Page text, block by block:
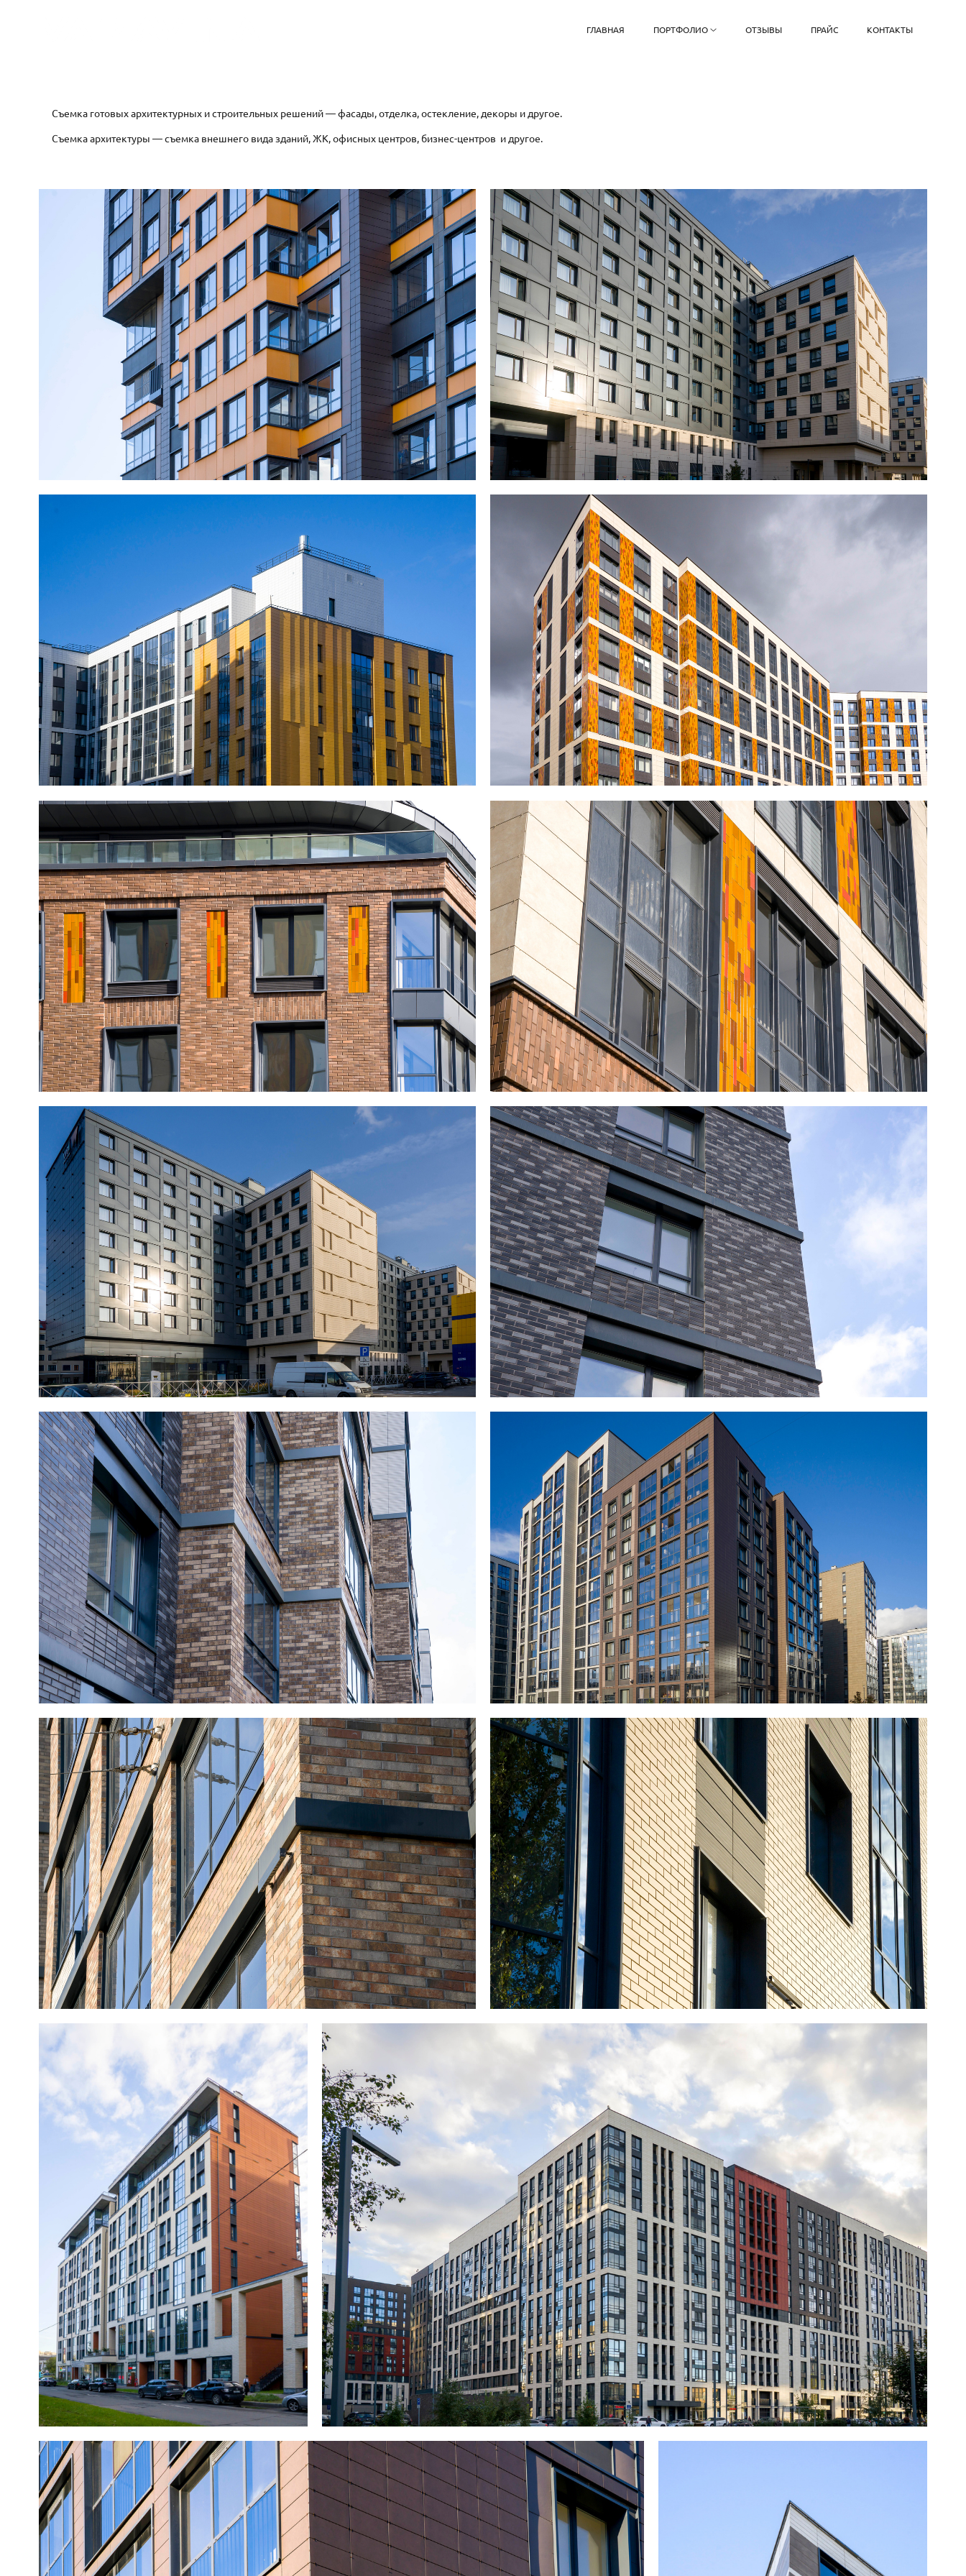
ГЛАВНАЯ ПОРТФОЛИО ОТЗЫВЫ ПРАЙС КОНТАКТЫ
Съемка готовых архитектурных и строительных решений — фасады, отделка, остекление, декоры и другое.
Съемка архитектуры — съемка внешнего вида зданий, ЖК, офисных центров, бизнес-центров и другое.